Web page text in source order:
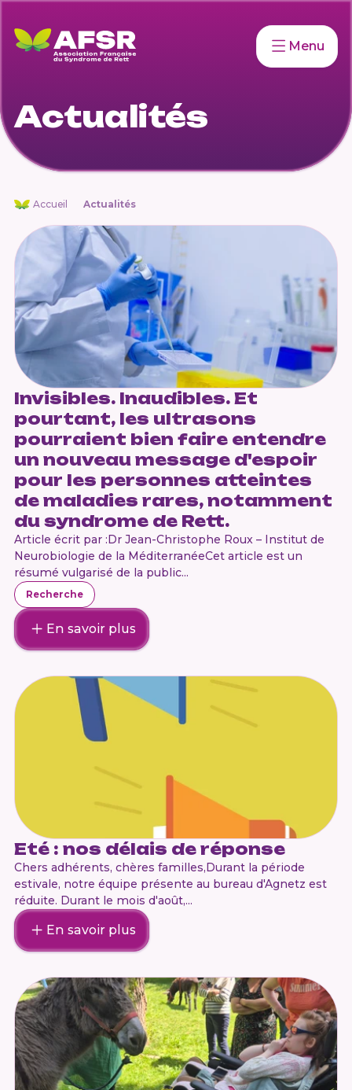
Menu
Actualités
Accueil Actualités
Invisibles. Inaudibles. Et
pourtant, les ultrasons
pourraient bien faire entendre
un nouveau message d'espoir
pour les personnes atteintes
de maladies rares, notamment
du syndrome de Rett.
Article écrit par :Dr Jean-Christophe Roux – Institut de
Neurobiologie de la MéditerranéeCet article est un
résumé vulgarisé de la public...
Recherche
En savoir plus
Eté : nos délais de réponse
Chers adhérents, chères familles,Durant la période
estivale, notre équipe présente au bureau d'Agnetz est
réduite. Durant le mois d'août,...
En savoir plus